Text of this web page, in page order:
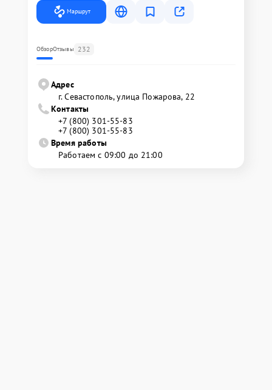
Маршрут
ОбзорОтзывы 232
Адрес
г. Севастополь, улица Пожарова, 22
Контакты
+7 (800) 301-55-83
+7 (800) 301-55-83
Время работы
Работаем с 09:00 до 21:00